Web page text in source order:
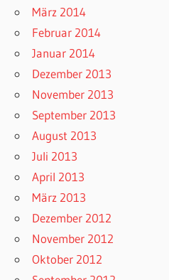
März 2014
Februar 2014
Januar 2014
Dezember 2013
November 2013
September 2013
August 2013
Juli 2013
April 2013
März 2013
Dezember 2012
November 2012
Oktober 2012